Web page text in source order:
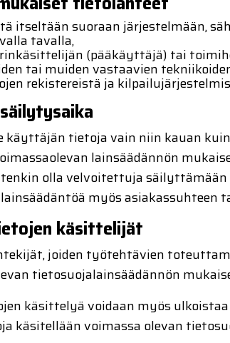
itseltään suoraan järjestelmään,
tavalla,
(pääkäyttäjä) tai
tai muiden vastaavien
rekistereistä ja
käyttäjän tietoja vain niin kauan
lainsäädännön
olla velvoitettuja
myös
käsittelijät
joiden työtehtävien
tietosuojalainsäädännön
käsittelyä voidaan myös
käsitellään voimassa olevan